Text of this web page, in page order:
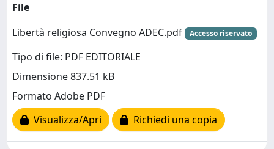
File
Libertà religiosa Convegno ADEC.pdf
Accesso riservato
Tipo di file: PDF EDITORIALE
Dimensione 837.51 kB
Formato Adobe PDF
Visualizza/Apri
Richiedi una copia